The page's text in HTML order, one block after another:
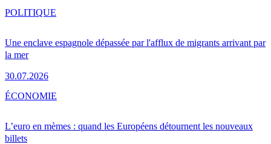
Une enclave espagnole dépassée par l'afflux de migrants arrivant par
la mer
30.07.2026
POLITIQUE
L’euro en mèmes : quand les Européens détournent les nouveaux
billets
ÉCONOMIE